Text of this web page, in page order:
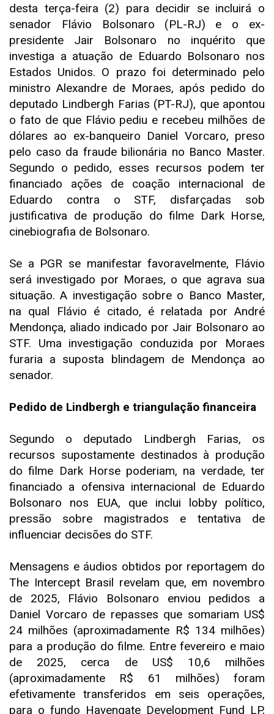
desta terça-feira (2) para decidir se incluirá o
senador Flávio Bolsonaro (PL-RJ) e o ex-
presidente Jair Bolsonaro no inquérito que
investiga a atuação de Eduardo Bolsonaro nos
Estados Unidos. O prazo foi determinado pelo
ministro Alexandre de Moraes, após pedido do
deputado Lindbergh Farias (PT-RJ), que apontou
o fato de que Flávio pediu e recebeu milhões de
dólares ao ex-banqueiro Daniel Vorcaro, preso
pelo caso da fraude bilionária no Banco Master.
Segundo o pedido, esses recursos podem ter
financiado ações de coação internacional de
Eduardo contra o STF, disfarçadas sob
justificativa de produção do filme Dark Horse,
cinebiografia de Bolsonaro.
Se a PGR se manifestar favoravelmente, Flávio
será investigado por Moraes, o que agrava sua
situação. A investigação sobre o Banco Master,
na qual Flávio é citado, é relatada por André
Mendonça, aliado indicado por Jair Bolsonaro ao
STF. Uma investigação conduzida por Moraes
furaria a suposta blindagem de Mendonça ao
senador.
Pedido de Lindbergh e triangulação financeira
Segundo o deputado Lindbergh Farias, os
recursos supostamente destinados à produção
do filme Dark Horse poderiam, na verdade, ter
financiado a ofensiva internacional de Eduardo
Bolsonaro nos EUA, que inclui lobby político,
pressão sobre magistrados e tentativa de
influenciar decisões do STF.
Mensagens e áudios obtidos por reportagem do
The Intercept Brasil revelam que, em novembro
de 2025, Flávio Bolsonaro enviou pedidos a
Daniel Vorcaro de repasses que somariam US$
24 milhões (aproximadamente R$ 134 milhões)
para a produção do filme. Entre fevereiro e maio
de 2025, cerca de US$ 10,6 milhões
(aproximadamente R$ 61 milhões) foram
efetivamente transferidos em seis operações,
para o fundo Havengate Development Fund LP,